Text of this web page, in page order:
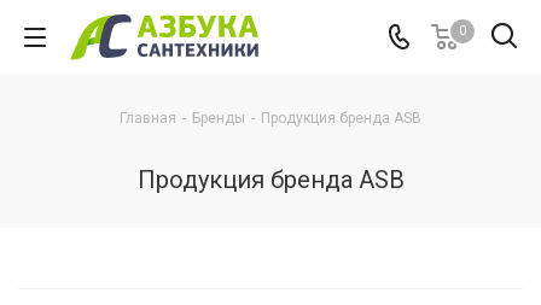
0
Главная - Бренды - Продукция бренда ASB
Продукция бренда ASB